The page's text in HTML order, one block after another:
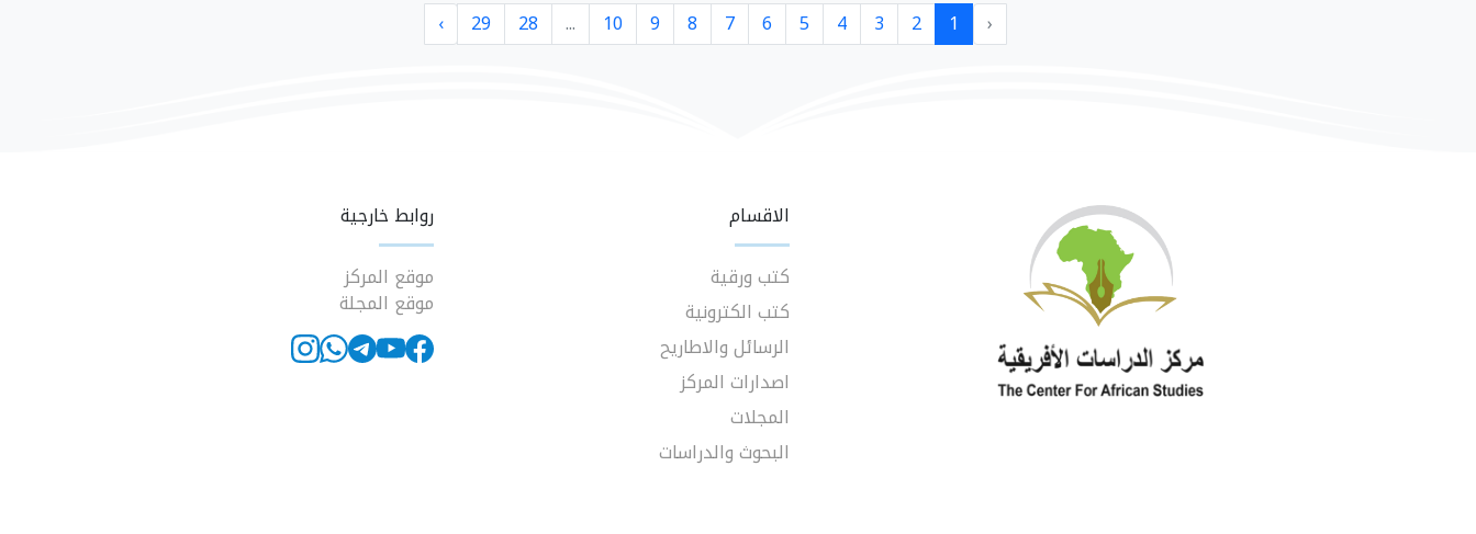
‹
1
2
3
4
5
6
7
8
9
10
...
28
29
›
الاقسام
كتب ورقية
كتب الكترونية
الرسائل والاطاريح
اصدارات المركز
المجلات
البحوث والدراسات
روابط خارجية
موقع المركز
موقع المجلة